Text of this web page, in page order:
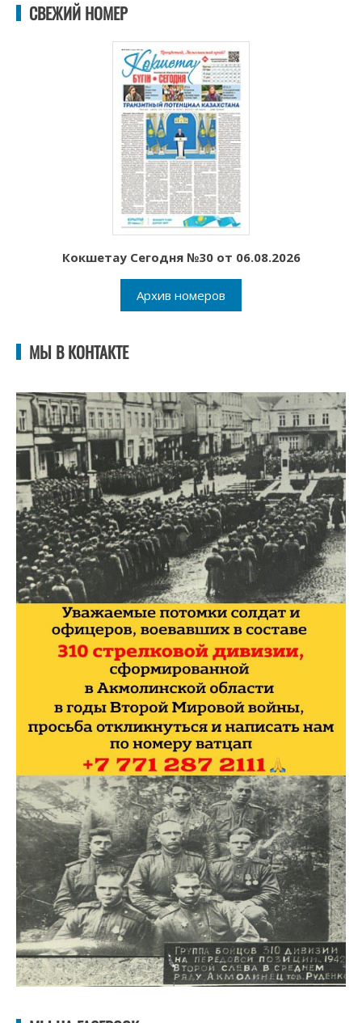
СВЕЖИЙ НОМЕР
Кокшетау Сегодня №30 от 06.08.2026
Архив номеров
МЫ В КОНТАКТЕ